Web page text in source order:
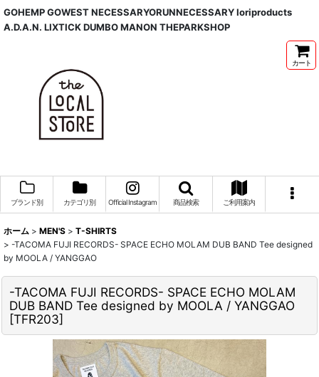
GOHEMP GOWEST NECESSARYORUNNECESSARY Ioriproducts
A.D.A.N. LIXTICK DUMBO MANON THEPARKSHOP
カート
ブランド別 カテゴリ別 Official Instagram 商品検索 ご利用案内
ホーム > MEN'S > T-SHIRTS
> -TACOMA FUJI RECORDS- SPACE ECHO MOLAM DUB BAND Tee designed
by MOOLA / YANGGAO
-TACOMA FUJI RECORDS- SPACE ECHO MOLAM
DUB BAND Tee designed by MOOLA / YANGGAO
[TFR203]